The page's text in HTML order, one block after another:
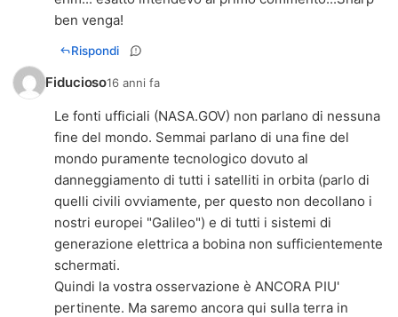
ben venga!
Rispondi
Fiducioso16 anni fa
Le fonti ufficiali (NASA.GOV) non parlano di nessuna
fine del mondo. Semmai parlano di una fine del
mondo puramente tecnologico dovuto al
danneggiamento di tutti i satelliti in orbita (parlo di
quelli civili ovviamente, per questo non decollano i
nostri europei "Galileo") e di tutti i sistemi di
generazione elettrica a bobina non sufficientemente
schermati.
Quindi la vostra osservazione è ANCORA PIU'
pertinente. Ma saremo ancora qui sulla terra in